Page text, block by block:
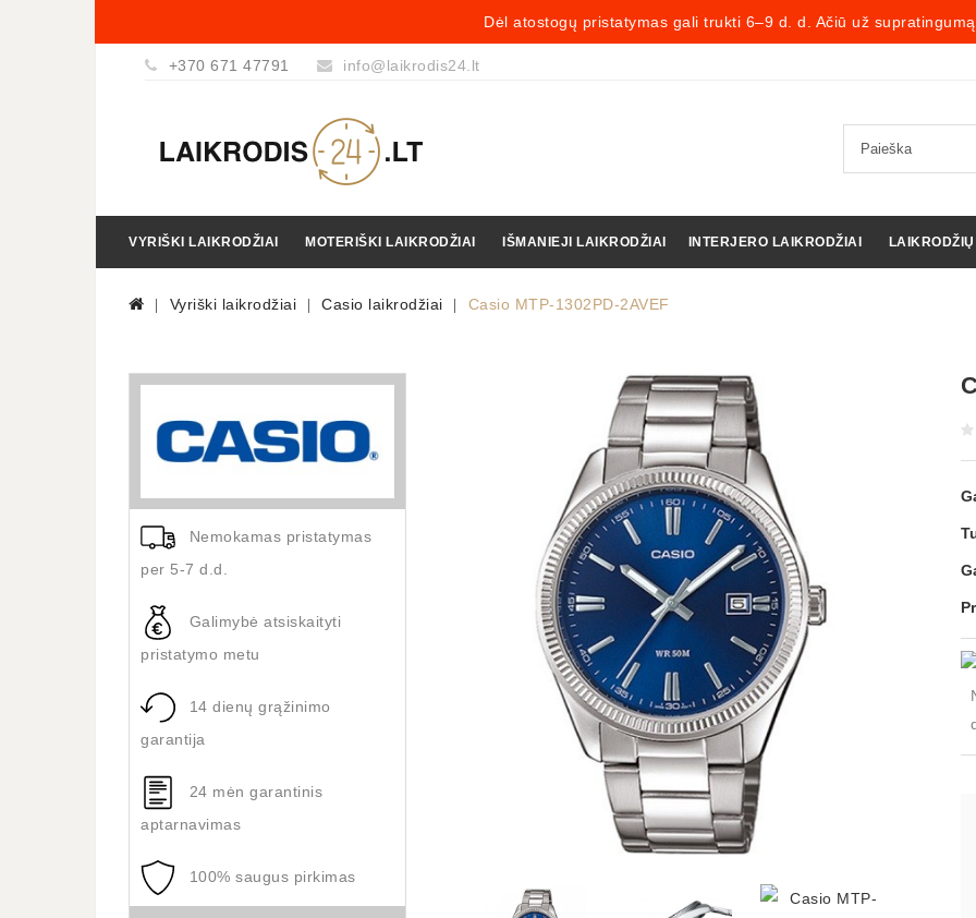
Dėl atostogų pristatymas gali trukti 6–9 d. d. Ačiū už
+370 671 47791 info@laikrodis24.lt
VYRIŠKI LAIKRODŽIAI MOTERIŠKI LAIKRODŽIAI IŠMANIEJI LAIKRODŽIAI INTERJERO LAIKRODŽIAI
Vyriški laikrodžiai Casio laikrodžiai Casio MTP-1302PD-2AVEF
Nemokamas pristatymas
per 5-7 d.d.
Galimybė atsiskaityti
pristatymo metu
14 dienų grąžinimo
garantija
24 mėn garantinis
aptarnavimas
100% saugus pirkimas